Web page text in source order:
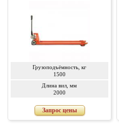
Грузоподъёмность, кг
1500
Длина вил, мм
2000
Запрос цены